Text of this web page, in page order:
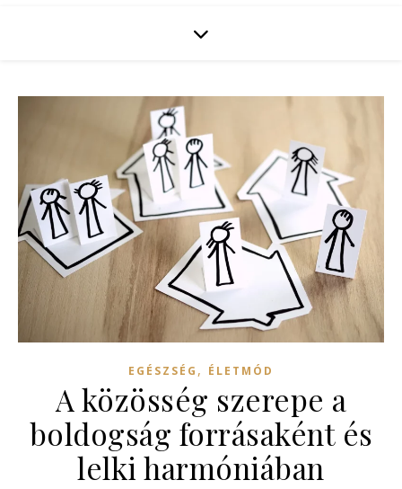
EGÉSZSÉG , ÉLETMÓD
A közösség szerepe a
boldogság forrásaként és
lelki harmóniában